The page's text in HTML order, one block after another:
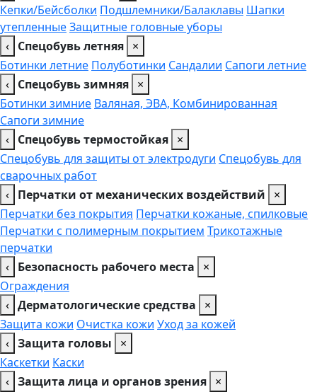
Кепки/Бейсболки Подшлемники/Балаклавы Шапки
утепленныеЗащитные головные уборы
‹ Спецобувь летняя ×
Ботинки летние Полуботинки Сандалии Сапоги летние
‹ Спецобувь зимняя ×
Ботинки зимние Валяная, ЭВА, Комбинированная
Сапоги зимние
‹ Спецобувь термостойкая ×
Спецобувь для защиты от электродуги Спецобувь для
сварочных работ
‹ Перчатки от механических воздействий
×
Перчатки без покрытия Перчатки кожаные, спилковые
Перчатки с полимерным покрытием Трикотажные
перчатки
‹ Безопасность рабочего места
×
Ограждения
‹ Дерматологические средства
×
Защита кожи Очистка кожи Уход за кожей
‹ Защита головы
×
Каскетки Каски
‹ Защита лица и органов зрения ×